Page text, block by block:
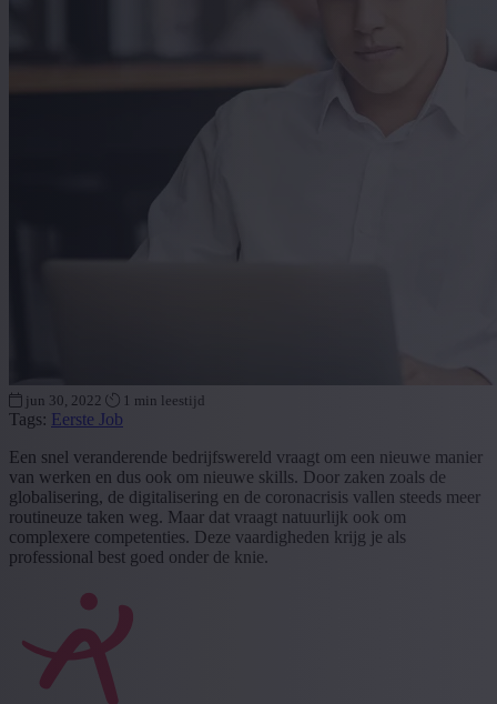
jun 30, 2022 1 min leestijd
Tags: Eerste Job
Een snel veranderende bedrijfswereld vraagt om een nieuwe manier
van werken en dus ook om nieuwe skills. Door zaken zoals de
globalisering, de digitalisering en de coronacrisis vallen steeds meer
routineuze taken weg. Maar dat vraagt natuurlijk ook om
complexere competenties. Deze vaardigheden krijg je als
professional best goed onder de knie.